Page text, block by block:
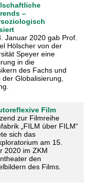
–
Januar 2020 gab Prof.
Hölscher von der
Speyer eine
in die
des Fachs und
Globalisierung,
Film
zur Filmreihe
„FILM über FILM“
sich das
am 15.
2020 im ZKM
den
des Films.